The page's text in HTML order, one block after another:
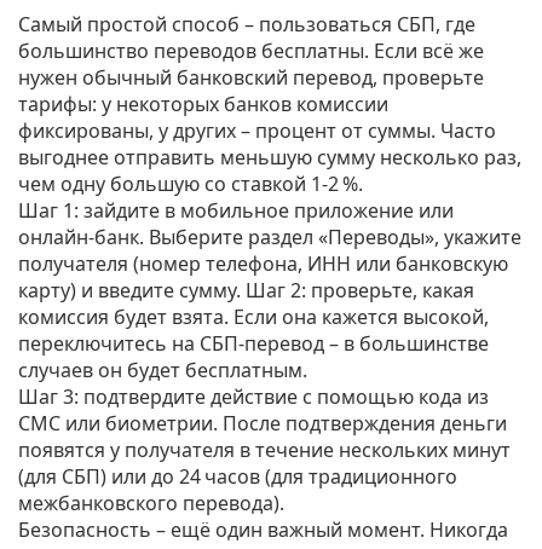
Самый простой способ – пользоваться СБП, где
большинство переводов бесплатны. Если всё же
нужен обычный банковский перевод, проверьте
тарифы: у некоторых банков комиссии
фиксированы, у других – процент от суммы. Часто
выгоднее отправить меньшую сумму несколько раз,
чем одну большую со ставкой 1‑2 %.
Шаг 1: зайдите в мобильное приложение или
онлайн‑банк. Выберите раздел «Переводы», укажите
получателя (номер телефона, ИНН или банковскую
карту) и введите сумму. Шаг 2: проверьте, какая
комиссия будет взята. Если она кажется высокой,
переключитесь на СБП‑перевод – в большинстве
случаев он будет бесплатным.
Шаг 3: подтвердите действие с помощью кода из
СМС или биометрии. После подтверждения деньги
появятся у получателя в течение нескольких минут
(для СБП) или до 24 часов (для традиционного
межбанковского перевода).
Безопасность – ещё один важный момент. Никогда